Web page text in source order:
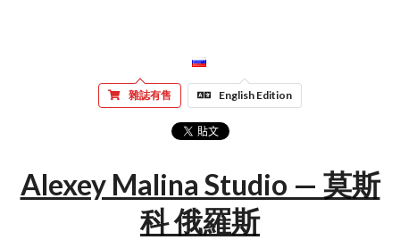
雜誌有售 English Edition
Alexey Malina Studio — 莫斯
科 俄羅斯